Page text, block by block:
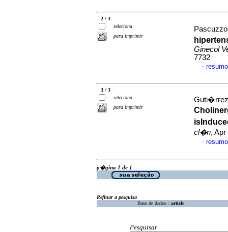
2 / 3
seleciona
para imprimir
Ginecol
7732
·
3 / 3
seleciona
para imprimir
cl�n,
·
p�gina 1 de 1
Refinar a pesquisa
Base de dados : article
Pesquisar